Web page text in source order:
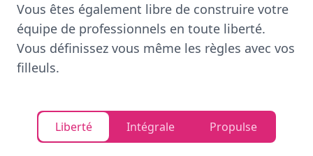
Vous êtes également libre de construire votre
équipe de professionnels en toute liberté.
Vous définissez vous même les règles avec vos
filleuls.
Liberté Intégrale Propulse